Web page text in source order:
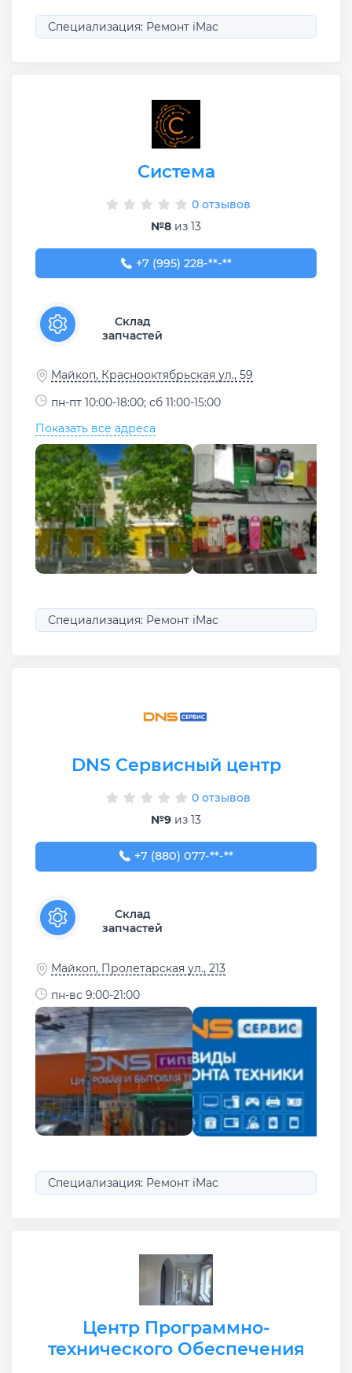
Специализация: Ремонт iMac
Система
0 отзывов
№8 из 13
+7 (995) 228-18-18
+7 (995) 228-**-**
Склад
запчастей
Майкоп, Краснооктябрьская ул., 59
пн-пт 10:00-18:00; сб 11:00-15:00
Показать все адреса
Специализация: Ремонт iMac
DNS Сервисный центр
0 отзывов
№9 из 13
+7 (880) 077-07-88
+7 (880) 077-**-**
Склад
запчастей
Майкоп, Пролетарская ул., 213
пн-вс 9:00-21:00
Специализация: Ремонт iMac
Центр Программно-
технического Обеспечения